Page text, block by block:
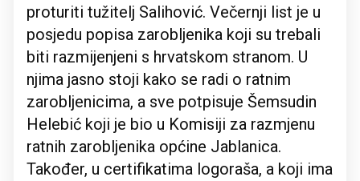
proturiti tužitelj Salihović. Večernji list je u
posjedu popisa zarobljenika koji su trebali
biti razmijenjeni s hrvatskom stranom. U
njima jasno stoji kako se radi o ratnim
zarobljenicima, a sve potpisuje Šemsudin
Helebić koji je bio u Komisiji za razmjenu
ratnih zarobljenika općine Jablanica.
Također, u certifikatima logoraša, a koji ima